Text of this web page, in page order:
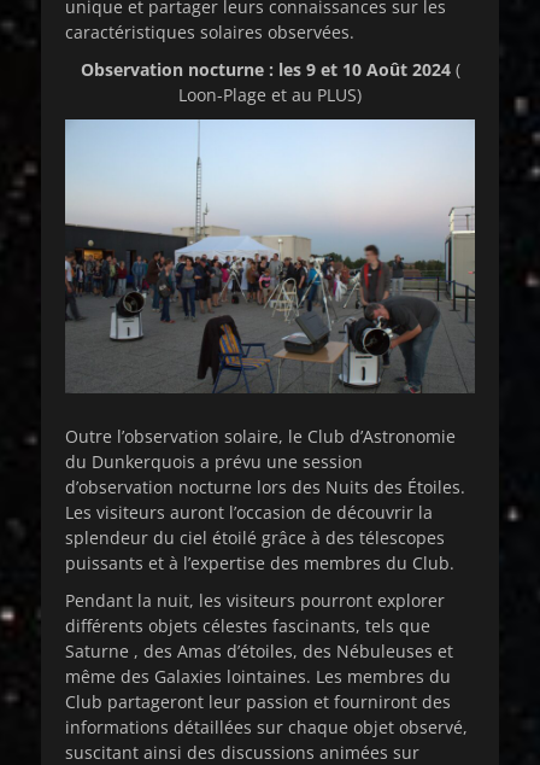
unique et partager leurs connaissances sur les
caractéristiques solaires observées.
Observation nocturne : les 9 et 10 Août 2024 (
Loon-Plage et au PLUS)
Outre l’observation solaire, le Club d’Astronomie
du Dunkerquois a prévu une session
d’observation nocturne lors des Nuits des Étoiles.
Les visiteurs auront l’occasion de découvrir la
splendeur du ciel étoilé grâce à des télescopes
puissants et à l’expertise des membres du Club.
Pendant la nuit, les visiteurs pourront explorer
différents objets célestes fascinants, tels que
Saturne , des Amas d’étoiles, des Nébuleuses et
même des Galaxies lointaines. Les membres du
Club partageront leur passion et fourniront des
informations détaillées sur chaque objet observé,
suscitant ainsi des discussions animées sur